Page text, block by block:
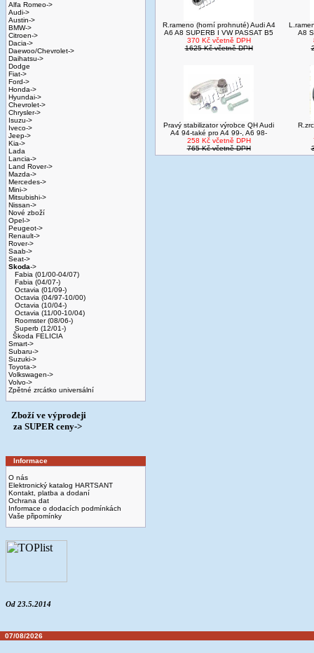
Alfa Romeo->
Audi->
Austin->
BMW->
Citroen->
Dacia->
Daewoo/Chevrolet->
Daihatsu->
Dodge
Fiat->
Ford->
Honda->
Hyundai->
Chevrolet->
Chrysler->
Isuzu->
Iveco->
Jeep->
Kia->
Lada
Lancia->
Land Rover->
Mazda->
Mercedes->
Mini->
Mitsubishi->
Nissan->
Nové zboží
Opel->
Peugeot->
Renault->
Rover->
Saab->
Seat->
Skoda->
Fabia (01/00-04/07)
Fabia (04/07-)
Octavia (01/09-)
Octavia (04/97-10/00)
Octavia (10/04-)
Octavia (11/00-10/04)
Roomster (08/06-)
Superb (12/01-)
Škoda FELICIA
Smart->
Subaru->
Suzuki->
Toyota->
Volkswagen->
Volvo->
Zpětné zrcátko universální
Zboží ve výprodeji
­ za SUPER ceny->
Informace
O nás
Elektronický katalog HARTSANT
Kontakt, platba a dodaní
Ochrana dat
Informace o dodacích podmínkách
Vaše připomínky
Od 23.5.2014
R.rameno (horní prohnuté) Audi A4
A6 A8 SUPERB I VW PASSAT B5
370 Kč včetně DPH
1625 Kč včetně DPH
A8
Pravý stabilizator výrobce QH Audi
A4 94-také pro A4 99-, A6 98-
258 Kč včetně DPH
765 Kč včetně DPH
07/08/2026